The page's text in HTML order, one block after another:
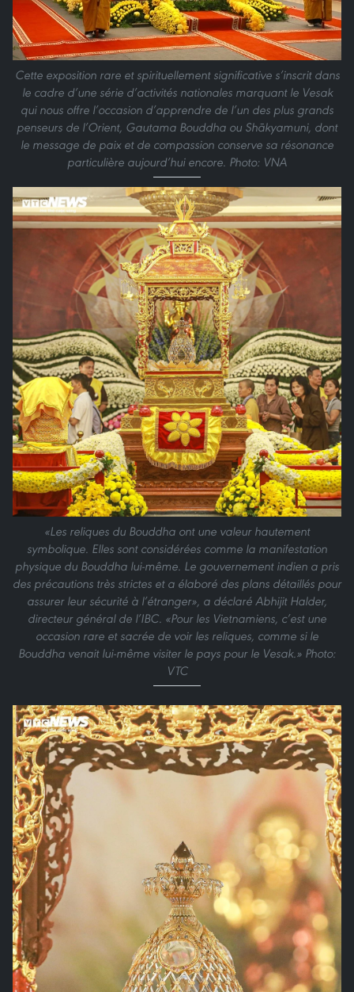
Cette exposition rare et spirituellement significative s’inscrit dans
le cadre d’une série d’activités nationales marquant le Vesak
qui nous offre l’occasion d’apprendre de l’un des plus grands
penseurs de l’Orient, Gautama Bouddha ou Shākyamuni, dont
le message de paix et de compassion conserve sa résonance
particulière aujourd’hui encore. Photo: VNA
«Les reliques du Bouddha ont une valeur hautement
symbolique. Elles sont considérées comme la manifestation
physique du Bouddha lui-même. Le gouvernement indien a pris
des précautions très strictes et a élaboré des plans détaillés pour
assurer leur sécurité à l’étranger», a déclaré Abhijit Halder,
directeur général de l’IBC. «Pour les Vietnamiens, c’est une
occasion rare et sacrée de voir les reliques, comme si le
Bouddha venait lui-même visiter le pays pour le Vesak.» Photo:
VTC